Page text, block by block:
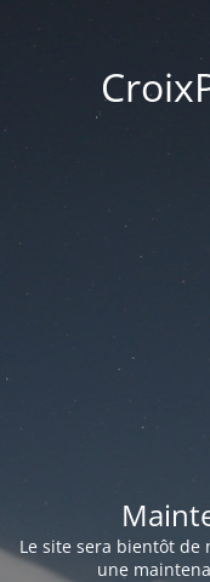
Le site sera bientôt de
une